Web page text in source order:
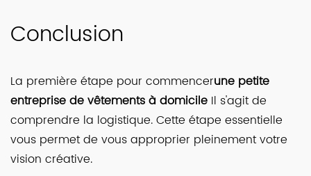
Conclusion
La première étape pour commencerune petite
entreprise de vêtements à domicile Il s'agit de
comprendre la logistique. Cette étape essentielle
vous permet de vous approprier pleinement votre
vision créative.